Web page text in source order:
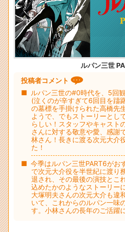
ルパン三世
投稿者コメント
ルパン三世の#0時代を、5回
(泣くのが辛すぎて6回目を躊
の墓標を手掛けられた高橋先
ようで、でもストーリーとし
らしい！スタッフやキャスト
さんに対する敬意や愛、感謝
林さん！長きに渡る次元大介
た！
今季はルパン三世PART6がお
で次元大介役を半世紀に渡り
退され、その最後の演技とこ
込めたかのようなストーリー
大塚明夫さんの次元大介も違
いて、これからのルパン一味
す。小林さんの長年のご活躍